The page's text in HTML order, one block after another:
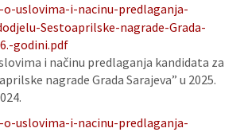
uslovima-i-nacinu-predlaganja-
Sestoaprilske-nagrade-Grada-
godini.pdf
i načinu predlaganja kandidata za
nagrade Grada Sarajeva” u 2025.
uslovima-i-nacinu-predlaganja-